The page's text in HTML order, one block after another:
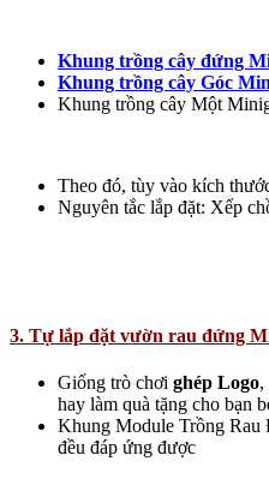
Khung trồng cây đứng
Khung trồng cây Góc
Khung trồng cây Một
Theo đó, tùy vào kích
Nguyên tắc lắp đặt: Xếp
3. Tự lắp đặt vườn rau đứng
Giống trò chơi ghép Logo,
hay làm quà tặng cho bạn
Khung Module Trồng Rau
đều đáp ứng được